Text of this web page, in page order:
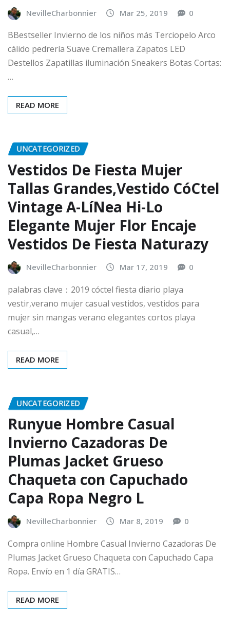
NevilleCharbonnier Mar 25, 2019 0
BBestseller Invierno de los niños más Terciopelo Arco
cálido pedrería Suave Cremallera Zapatos LED
Destellos Zapatillas iluminación Sneakers Botas Cortas:
…
READ MORE
UNCATEGORIZED
Vestidos De Fiesta Mujer
Tallas Grandes,Vestido CóCtel
Vintage A-LíNea Hi-Lo
Elegante Mujer Flor Encaje
Vestidos De Fiesta Naturazy
NevilleCharbonnier Mar 17, 2019 0
palabras clave：2019 cóctel fiesta diario playa
vestir,verano mujer casual vestidos, vestidos para
mujer sin mangas verano elegantes cortos playa
casual,…
READ MORE
UNCATEGORIZED
Runyue Hombre Casual
Invierno Cazadoras De
Plumas Jacket Grueso
Chaqueta con Capuchado
Capa Ropa Negro L
NevilleCharbonnier Mar 8, 2019 0
Compra online Hombre Casual Invierno Cazadoras De
Plumas Jacket Grueso Chaqueta con Capuchado Capa
Ropa. Envío en 1 día GRATIS…
READ MORE